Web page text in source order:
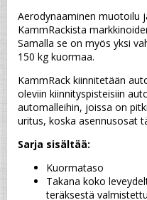
Aerodynaaminen muotoilu
KammRackista
Samalla se on myös yksi
150 kg kuormaa.
KammRack kiinnitetään
oleviin kiinnityspisteisiin
automalleihin, joissa on
uritus, koska asennusosat
Sarja sisältää:
Kuormataso
Takana koko
teräksestä